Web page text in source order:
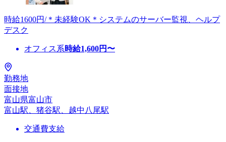
時給1600円/＊未経験OK＊システムのサーバー監視、ヘルプ
デスク
オフィス系時給1,600円〜
勤務地
面接地
富山県富山市
富山駅、猪谷駅、越中八尾駅
交通費支給